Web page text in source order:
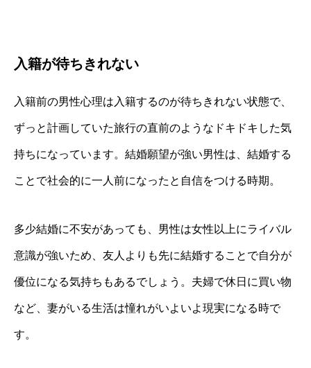
入籍が待ちきれない
入籍前の男性心理は入籍するのが待ちきれない状態で、
ずっと計画していた旅行の直前のようなドキドキした気
持ちになっています。結婚願望が強い男性は、結婚する
ことで社会的に一人前になったと自信をつける時期。
多少結婚に不安があっても、男性は女性以上にライバル
意識が強いため、友人よりも先に結婚することで自分が
優位になる気持ちもあるでしょう。夫婦で休日に買い物
など、妻がいる生活は憧れがいよいよ現実になる時で
す。